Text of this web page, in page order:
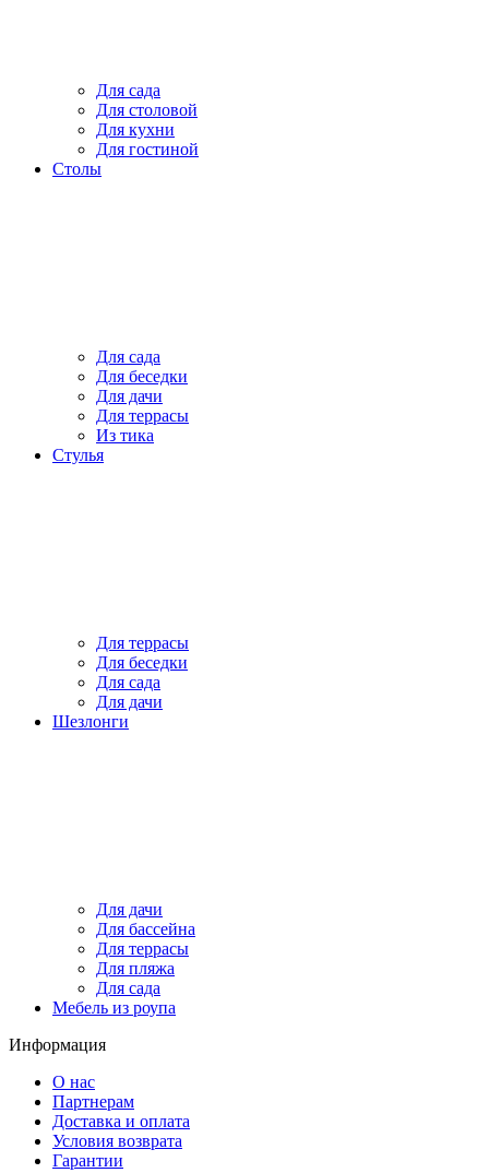
Для сада
Для столовой
Для кухни
Для гостиной
Столы
Для сада
Для беседки
Для дачи
Для террасы
Из тика
Стулья
Для террасы
Для беседки
Для сада
Для дачи
Шезлонги
Для дачи
Для бассейна
Для террасы
Для пляжа
Для сада
Мебель из роупа
Информация
О нас
Партнерам
Доставка и оплата
Условия возврата
Гарантии